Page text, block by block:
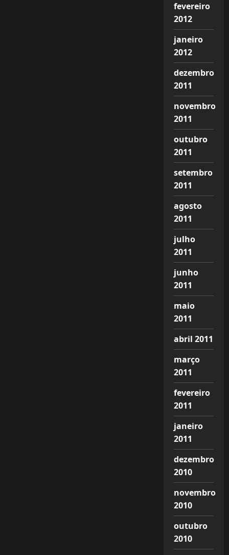
fevereiro
2012
janeiro
2012
dezembro
2011
novembro
2011
outubro
2011
setembro
2011
agosto
2011
julho
2011
junho
2011
maio
2011
abril 2011
março
2011
fevereiro
2011
janeiro
2011
dezembro
2010
novembro
2010
outubro
2010